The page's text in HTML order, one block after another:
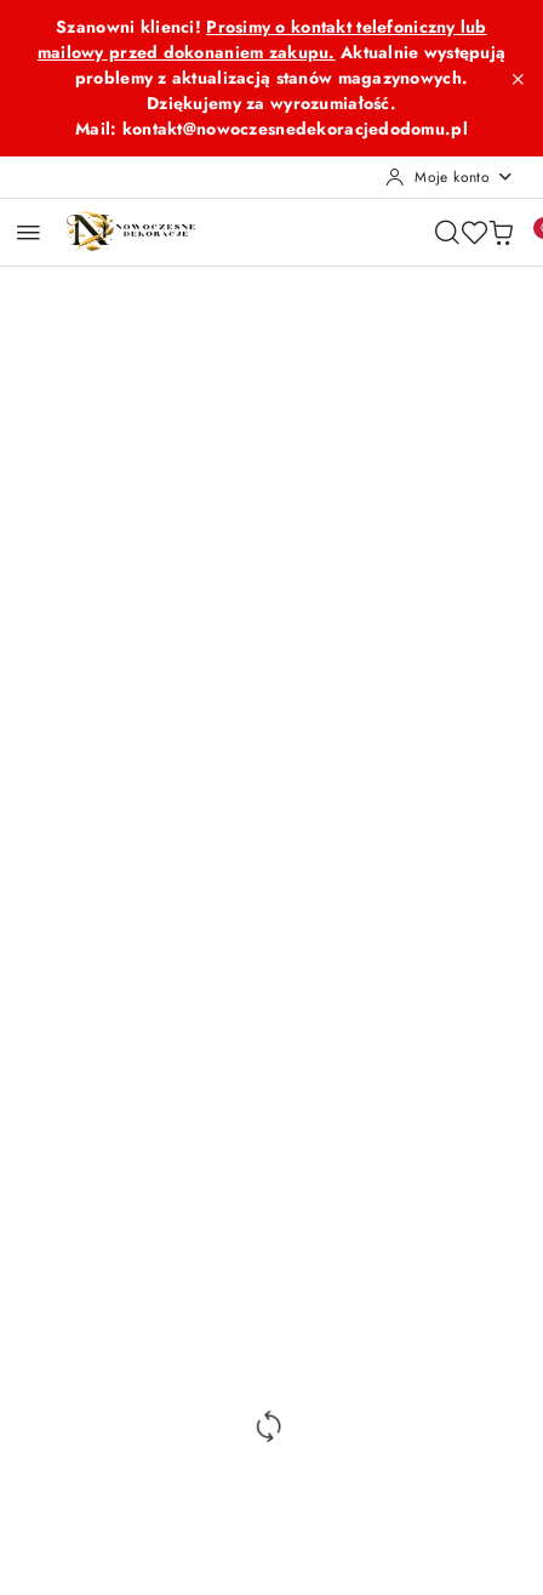
Przejdź do treści głównej
Przejdź do wyszukiwarki
Przejdź do moje konto
Przejdź do menu głównego
Przejdź do opisu produktu
Przejdź do stopki
Szanowni klienci! Prosimy o kontakt telefoniczny lub
mailowy przed dokonaniem zakupu. Aktualnie występują
problemy z aktualizacją stanów magazynowych.
Dziękujemy za wyrozumiałość.
Mail: kontakt@nowoczesnedekoracjedodomu.pl
Moje konto